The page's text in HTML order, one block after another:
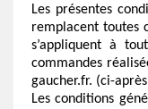
Les présentes
remplacent toutes
s’appliquent à
commandes
gaucher.fr. (ci-
Les conditions